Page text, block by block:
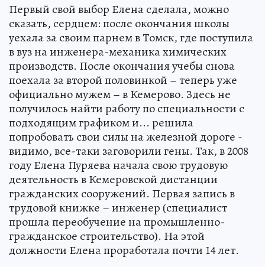
Первый свой выбор Елена сделала, можно
сказать, сердцем: после окончания школы
уехала за своим парнем в Томск, где поступила
в вуз на инженера-механика химических
производств. После окончания учебы снова
поехала за второй половинкой – теперь уже
официально мужем – в Кемерово. Здесь не
получилось найти работу по специальности с
подходящим графиком и... решила
попробовать свои силы на железной дороге -
видимо, все-таки заговорили гены. Так, в 2008
году Елена Пуряева начала свою трудовую
деятельность в Кемеровской дистанции
гражданских сооружений. Первая запись в
трудовой книжке – инженер (специалист
прошла переобучение на промышленно-
гражданское строительство). На этой
должности Елена проработала почти 14 лет.